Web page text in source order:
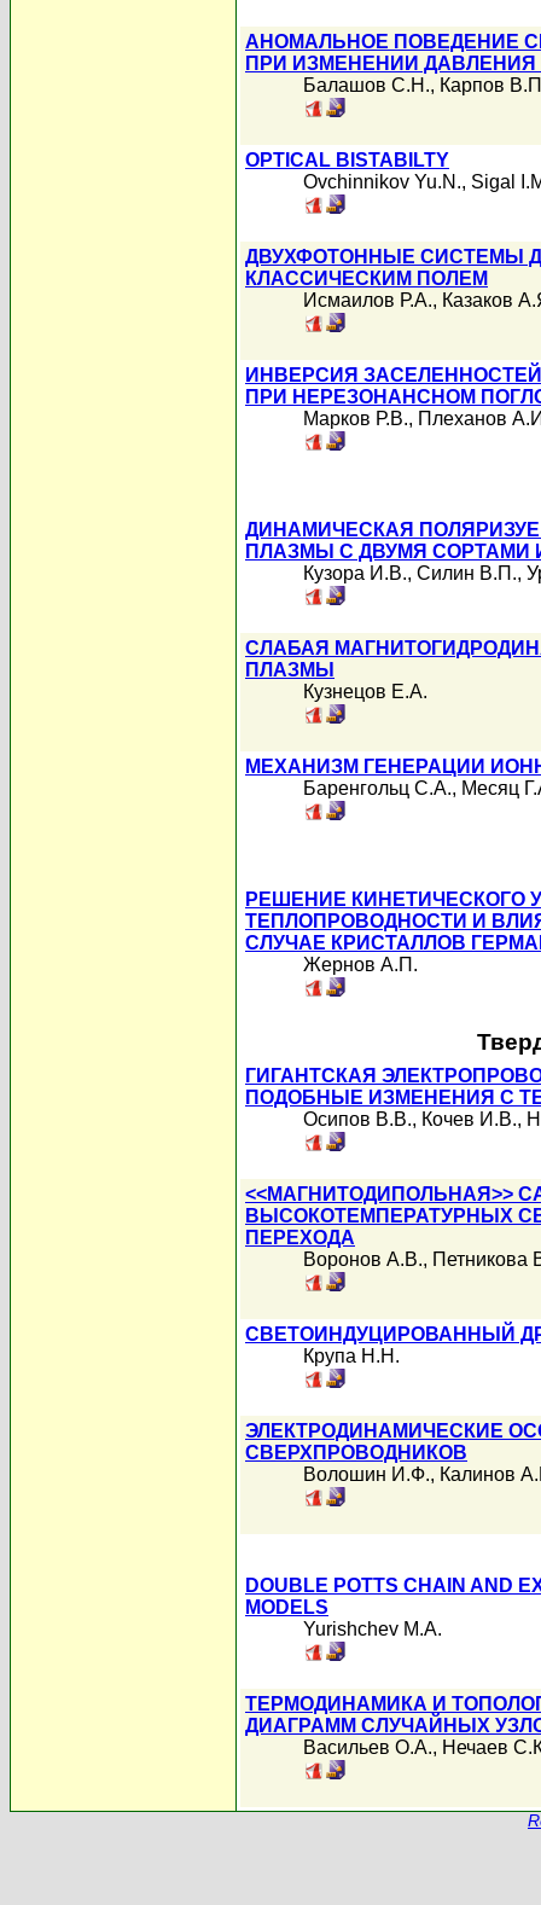
АНОМАЛЬНОЕ ПОВЕДЕНИЕ
ПРИ ИЗМЕНЕНИИ
Балашов С.Н., Карпов
OPTICAL BISTABILTY
Ovchinnikov Yu.N., Sigal
ДВУХФОТОННЫЕ СИСТЕМЫ
КЛАССИЧЕСКИМ ПОЛЕМ
Исмаилов Р.А., Казаков
ИНВЕРСИЯ
ПРИ НЕРЕЗОНАНСНОМ
Марков Р.В., Плеханов
ДИНАМИЧЕСКАЯ
ПЛАЗМЫ С ДВУМЯ СОРТАМИ
Кузора И.В., Силин В.П.,
СЛАБАЯ
ПЛАЗМЫ
Кузнецов Е.А.
МЕХАНИЗМ ГЕНЕРАЦИИ
Баренгольц С.А., Месяц
РЕШЕНИЕ КИНЕТИЧЕСКОГО
ТЕПЛОПРОВОДНОСТИ И
СЛУЧАЕ КРИСТАЛЛОВ
Жернов А.П.
ГИГАНТСКАЯ
ПОДОБНЫЕ ИЗМЕНЕНИЯ С
Осипов В.В., Кочев И.В.,
<<МАГНИТОДИПОЛЬНАЯ>>
ВЫСОКОТЕМПЕРАТУРНЫХ
ПЕРЕХОДА
Воронов А.В., Петникова
СВЕТОИНДУЦИРОВАННЫЙ
Крупа Н.Н.
ЭЛЕКТРОДИНАМИЧЕСКИЕ
СВЕРХПРОВОДНИКОВ
Волошин И.Ф., Калинов
DOUBLE POTTS CHAIN AND
MODELS
Yurishchev M.A.
ТЕРМОДИНАМИКА И
ДИАГРАММ СЛУЧАЙНЫХ
Васильев О.А., Нечаев